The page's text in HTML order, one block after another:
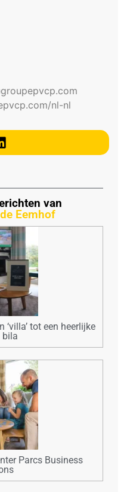
nl-nl
van
Eemhof
tot een heerlijke
bila
Parcs Business